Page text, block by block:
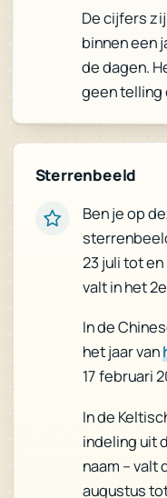
De cijfers
binnen een
de dagen.
geen telling
Sterrenbeeld
Ben je op
23 juli tot
valt in het
In de
het jaar van
17 februari
In de
indeling uit
naam – valt
augustus